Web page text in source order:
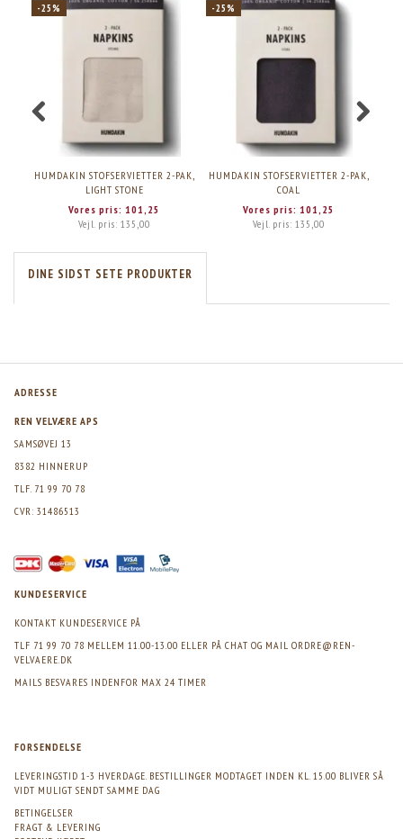
-25%
HUMDAKIN STOFSERVIETTER 2-PAK,
LIGHT STONE
Vores pris: 101,25
Vejl. pris: 135,00
-25%
HUMDAKIN STOFSERVIETTER 2-PAK,
COAL
Vores pris: 101,25
Vejl. pris: 135,00
DINE SIDST SETE PRODUKTER
ADRESSE
REN VELVÆRE APS
SAMSØVEJ 13
8382 HINNERUP
TLF. 71 99 70 78
CVR: 31486513
KUNDESERVICE
KONTAKT KUNDESERVICE PÅ
TLF 71 99 70 78 MELLEM 11.00-13.00 ELLER PÅ CHAT OG MAIL ORDRE@REN-
VELVAERE.DK
MAILS BESVARES INDENFOR MAX 24 TIMER
FORSENDELSE
LEVERINGSTID 1-3 HVERDAGE. BESTILLINGER MODTAGET INDEN KL. 15.00 BLIVER SÅ
VIDT MULIGT SENDT SAMME DAG
BETINGELSER
FRAGT & LEVERING